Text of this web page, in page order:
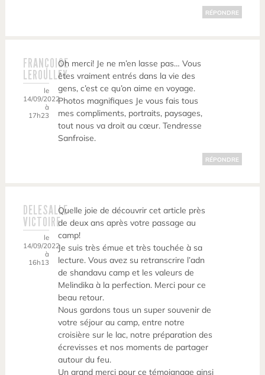
RÉPONDRE
FRANÇOISE
LEROULLEY
le
14/09/2022
à
17h23
Oh merci! Je ne m’en lasse pas… Vous
êtes vraiment entrés dans la vie des
gens, c’est ce qu’on aime en voyage.
Photos magnifiques Je vous fais tous
mes compliments, portraits, paysages,
tout nous va droit au cœur. Tendresse
Sanfroise.
RÉPONDRE
DELESALLE
VICTOIRE
le
14/09/2022
à
16h13
Quelle joie de découvrir cet article près
de deux ans après votre passage au
camp!
Je suis très émue et très touchée à sa
lecture. Vous avez su retranscrire l’adn
de shandavu camp et les valeurs de
Melindika à la perfection. Merci pour ce
beau retour.
Nous gardons tous un super souvenir de
votre séjour au camp, entre notre
croisière sur le lac, notre préparation des
écrevisses et nos moments de partager
autour du feu.
Un grand merci pour ce témoignage ainsi